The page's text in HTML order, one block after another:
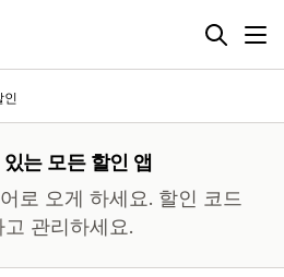
인
는 모든 할인 앱
로 오게 하세요. 할인 코드
관리하세요.